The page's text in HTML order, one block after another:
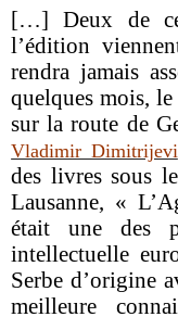
[…] Deux de
l’édition
rendra jamais
quelques mois,
sur la route de
Vladimir Dimitrijevi
des livres sous
Lausanne, «
était une des
intellectuelle
Serbe d’origine
meilleure